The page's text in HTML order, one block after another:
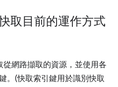
取目前的運作方式
網路擷取的資源，並使用各
。(快取索引鍵用於識別快取